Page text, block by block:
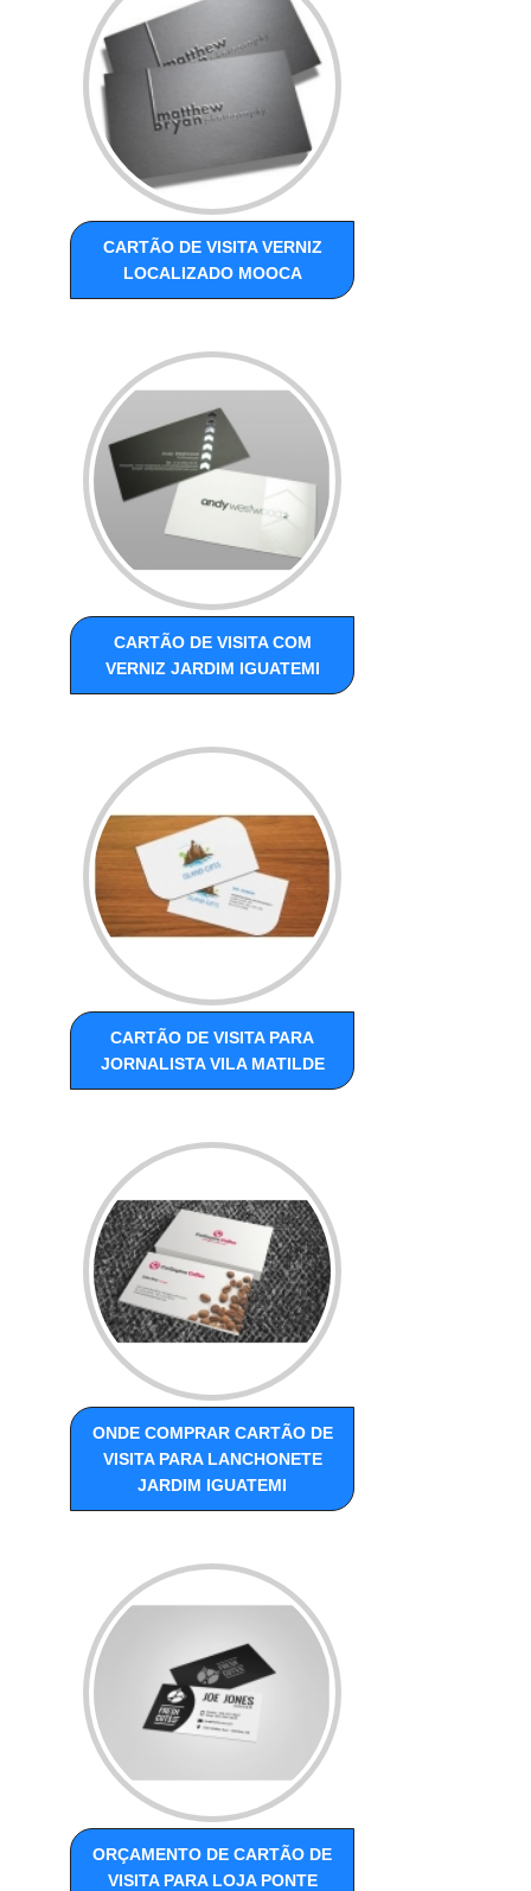
CARTÃO DE VISITA VERNIZ
LOCALIZADO MOOCA
CARTÃO DE VISITA COM
VERNIZ JARDIM IGUATEMI
CARTÃO DE VISITA PARA
JORNALISTA VILA MATILDE
ONDE COMPRAR CARTÃO DE
VISITA PARA LANCHONETE
JARDIM IGUATEMI
ORÇAMENTO DE CARTÃO DE
VISITA PARA LOJA PONTE